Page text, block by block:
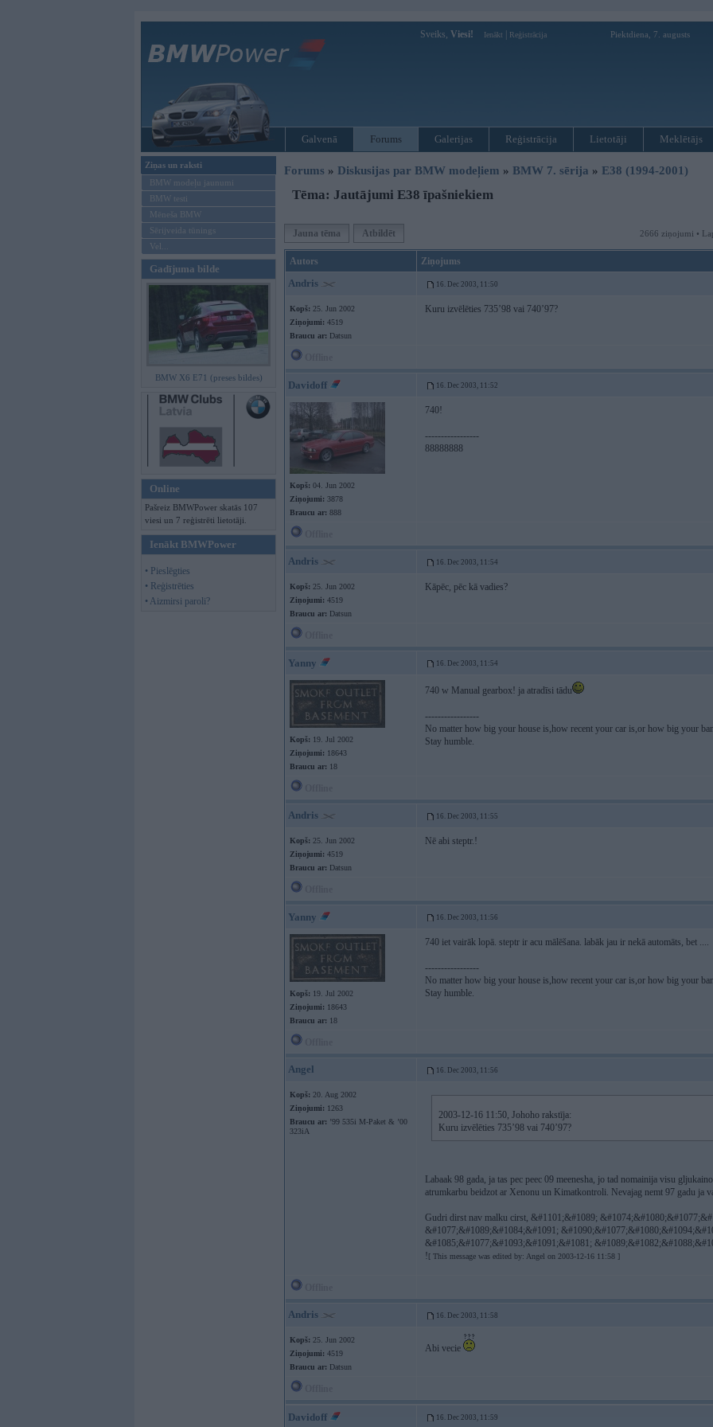
Sveiks, Viesi! Ienākt Reģistrācija Piektdiena, 7. augusts
Galvenā Forums Galerijas Reģistrācija Lietotāji Meklētājs
Ziņas un raksti
BMW modeļu jaunumi
BMW testi
Mēneša BMW
Sērijveida tūnings
Vel...
Gadījuma bilde
BMW X6 E71 (preses bildes)
Online
Pašreiz BMWPower skatās 107
viesi un 7 reģistrēti lietotāji.
Ienākt BMWPower
• Pieslēgties
• Reģistrēties
• Aizmirsi paroli?
Forums » Diskusijas par BMW modeļiem » BMW 7. sērija » E38 (1994-2001)
Tēma: Jautājumi E38 īpašniekiem
Jauna tēma Atbildēt 2666 ziņojumi •
Autors Ziņojums
Andris 16. Dec 2003, 11:50
Kopš: 25. Jun 2002
Ziņojumi: 4519
Braucu ar: Datsun
Kuru izvēlēties 735’98 vai 740’97?
Davidoff 16. Dec 2003, 11:52
Kopš: 04. Jun 2002
Ziņojumi: 3878
Braucu ar: 888
740!
-----------------
88888888
Andris 16. Dec 2003, 11:54
Kopš: 25. Jun 2002
Ziņojumi: 4519
Braucu ar: Datsun
Kāpēc, pēc kā vadies?
Yanny 16. Dec 2003, 11:54
Kopš: 19. Jul 2002
Ziņojumi: 18643
Braucu ar: 18
740 w Manual gearbox! ja atradīsi tādu
-----------------
No matter how big your house is,how recent your car is,or how big your
Stay humble.
Andris 16. Dec 2003, 11:55
Kopš: 25. Jun 2002
Ziņojumi: 4519
Braucu ar: Datsun
Nē abi steptr.!
Yanny 16. Dec 2003, 11:56
Kopš: 19. Jul 2002
Ziņojumi: 18643
Braucu ar: 18
740 iet vairāk lopā. steptr ir acu mālēšana. labāk jau ir nekā automāts, bet ....
-----------------
No matter how big your house is,how recent your car is,or how big your
Stay humble.
Angel 16. Dec 2003, 11:56
Kopš: 20. Aug 2002
Ziņojumi: 1263
Braucu ar: ’99 535i M-Paket & ’00
323iA
2003-12-16 11:50, Johoho rakstīja:
Kuru izvēlēties 735’98 vai 740’97?
Labaak 98 gada, ja tas pec peec 09 meenesha, jo tad nomainija visu
atrumkarbu beidzot ar Xenonu un Kimatkontroli. Nevajag nemt 97 gadu ja
Gudri dirst nav malku cirst, &#1101;&#1089;
&#1077;&#1089;&#1084;&#1091;
&#1085;&#1077;&#1093;&#1091;&#1081;
![ This message was edited by: Angel on 2003-12-16 11:58 ]
Andris 16. Dec 2003, 11:58
Kopš: 25. Jun 2002
Ziņojumi: 4519
Braucu ar: Datsun
Abi vecie
Davidoff 16. Dec 2003, 11:59